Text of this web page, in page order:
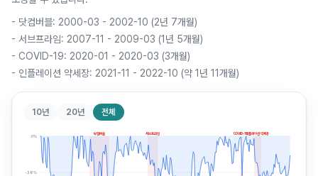
- 닷컴버블: 2000-03 - 2002-10 (2년 7개월)
- 서브프라임: 2007-11 - 2009-03 (1년 5개월)
- COVID-19: 2020-01 - 2020-03 (3개월)
- 인플레이션 약세장: 2021-11 - 2022-10 (약 1년 11개월)
10년 20년 전체
닷컴버블 서브프라임 COVID-19인플레이션 약세장
0%
-38%